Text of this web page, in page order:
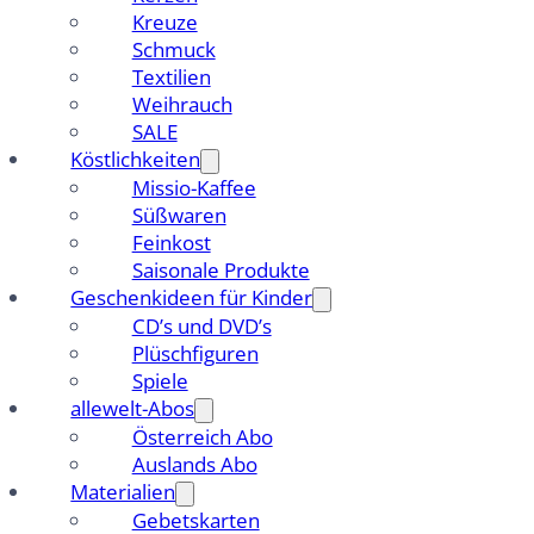
Kreuze
Schmuck
Textilien
Weihrauch
SALE
Köstlichkeiten
Missio-Kaffee
Süßwaren
Feinkost
Saisonale Produkte
Geschenkideen für Kinder
CD’s und DVD’s
Plüschfiguren
Spiele
allewelt-Abos
Österreich Abo
Auslands Abo
Materialien
Gebetskarten